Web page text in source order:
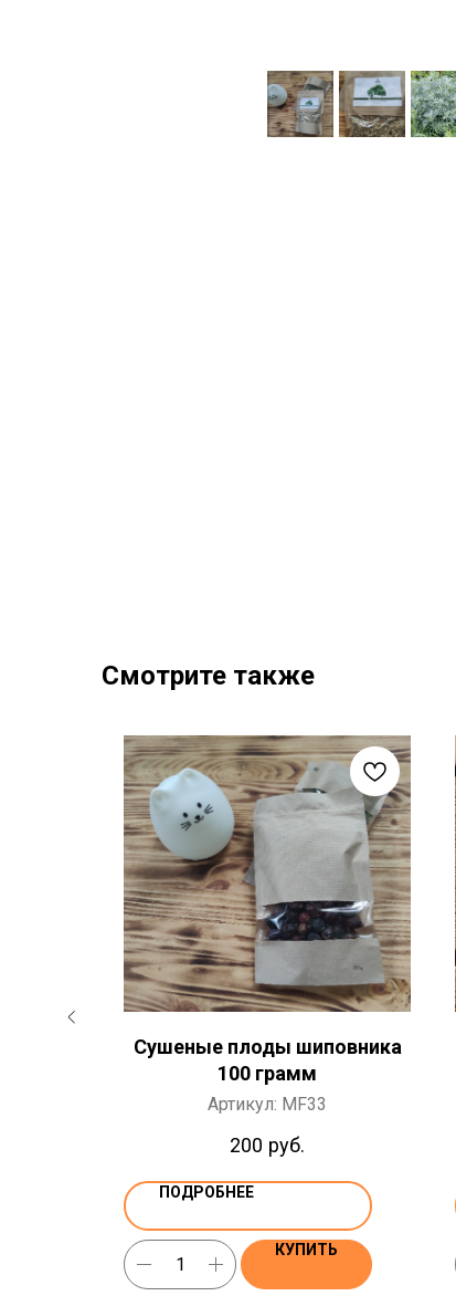
Смотрите также
Сушеные плоды шиповника
100 грамм
Артикул: MF33
200 руб.
ПОДРОБНЕЕ
КУПИТЬ